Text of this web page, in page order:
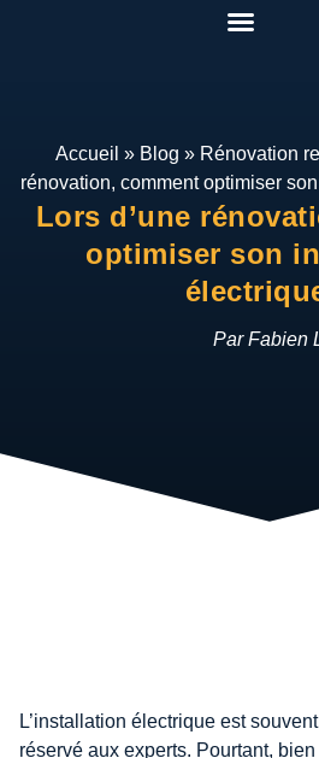
Accueil » Blog » Rénovation
rénovation, comment optimiser
Lors d’une
optimiser son
Par Fabien
L’installation électrique est
réservé aux experts. Pourtant,